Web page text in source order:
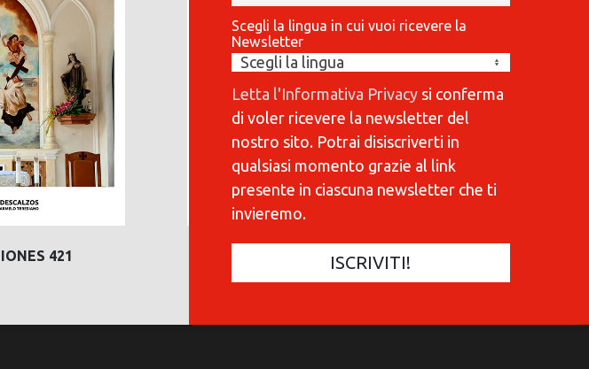
421 COMMUNICATIONES 420
Scegli la lingua in cui vuoi ricevere la
Newsletter
Letta l'Informativa Privacysi conferma
di voler ricevere la newsletter del
nostro sito. Potrai disiscriverti in
qualsiasi momento grazie al link
presente in ciascuna newsletter che ti
invieremo.